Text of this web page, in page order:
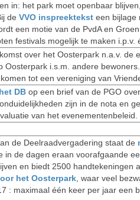
in: het park moet openbaar
de VVO inspreektekst een bijlage
een motie van de PvdA en
festivals mogelijk te maken i.p.v.
over het Oosterpark n.a.v. de
Oosterpark i.s.m. andere
tot een vereniging van
DB op een brief van de PGO
zijn in de nota en
van het evenementenbeleid.
de Deelraadvergadering staat de
in de dagen eraan voorafgaande
en biedt 2500 handtekeningen
het Oosterpark , waar veel
: maximaal één keer per jaar een